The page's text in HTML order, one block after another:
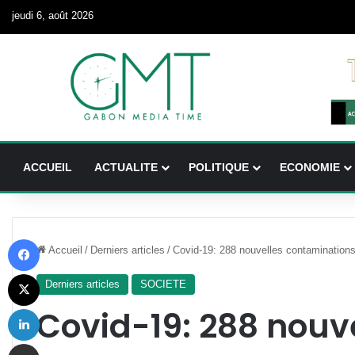
jeudi 6, août 2026
ACCUEIL ACTUALITE POLITIQUE ECONOMIE
Accueil / Derniers articles / Covid-19: 288 nouvelles
Derniers articles SOCIETE
Covid-19: 288
X